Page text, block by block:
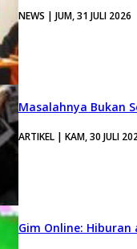
NEWS | JUM, 31 JULI 2026
Masalahnya Bukan
ARTIKEL | KAM, 30 JULI
Gim Online: